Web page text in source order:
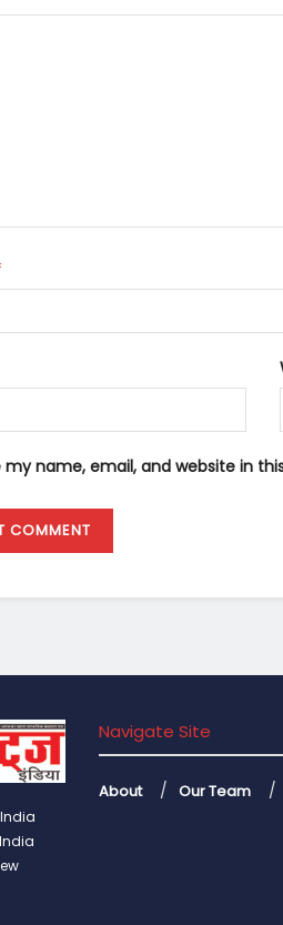
my name, email, and website in
Navigate Site
About Our Team